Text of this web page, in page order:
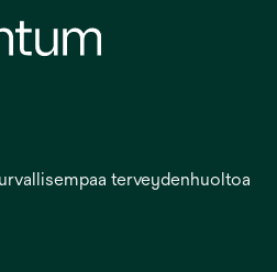
terveydenhuoltoa